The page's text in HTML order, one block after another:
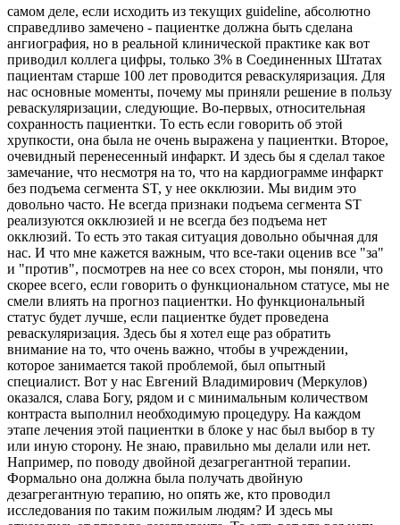
самом деле, если исходить из текущих guideline, абсолютно
справедливо замечено - пациентке должна быть сделана
ангиография, но в реальной клинической практике как вот
приводил коллега цифры, только 3% в Соединенных Штатах
пациентам старше 100 лет проводится реваскуляризация. Для
нас основные моменты, почему мы приняли решение в пользу
реваскуляризации, следующие. Во-первых, относительная
сохранность пациентки. То есть если говорить об этой
хрупкости, она была не очень выражена у пациентки. Второе,
очевидный перенесенный инфаркт. И здесь бы я сделал такое
замечание, что несмотря на то, что на кардиограмме инфаркт
без подъема сегмента ST, у нее окклюзии. Мы видим это
довольно часто. Не всегда признаки подъема сегмента ST
реализуются окклюзией и не всегда без подъема нет
окклюзий. То есть это такая ситуация довольно обычная для
нас. И что мне кажется важным, что все-таки оценив все "за"
и "против", посмотрев на нее со всех сторон, мы поняли, что
скорее всего, если говорить о функциональном статусе, мы не
смели влиять на прогноз пациентки. Но функциональный
статус будет лучше, если пациентке будет проведена
реваскуляризация. Здесь бы я хотел еще раз обратить
внимание на то, что очень важно, чтобы в учреждении,
которое занимается такой проблемой, был опытный
специалист. Вот у нас Евгений Владимирович (Меркулов)
оказался, слава Богу, рядом и с минимальным количеством
контраста выполнил необходимую процедуру. На каждом
этапе лечения этой пациентки в блоке у нас был выбор в ту
или иную сторону. Не знаю, правильно мы делали или нет.
Например, по поводу двойной дезагрегантной терапии.
Формально она должна была получать двойную
дезагрегантную терапию, но опять же, кто проводил
исследования по таким пожилым людям? И здесь мы